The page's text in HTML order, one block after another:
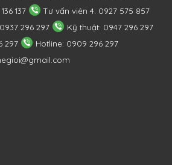
137
Tư vấn viên 4: 0927 575 857
296 297
Kỹ thuật: 0947 296 297
297
Hotline: 0909 296 297